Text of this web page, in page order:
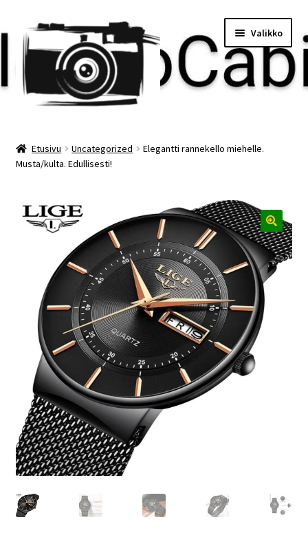
Siirry
navigointiin
Siirry
sisältöön
Valikko
Maksu
Minun tilini
Etusivu Uncategorized
Elegantti rannekello miehelle.
Musta/kulta. Edullisesti!